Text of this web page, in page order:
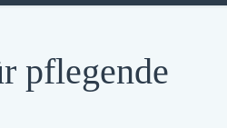
pflegende